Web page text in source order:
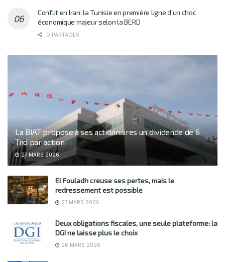
Conflit en Iran: la Tunisie en première ligne d’un choc
économique majeur selon la BERD
0 PARTAGES
La BIAT propose à ses actionnaires un dividende de 6
Tnd par action
27 MARS 2026
El Fouladh creuse ses pertes, mais le
redressement est possible
27 MARS 2026
Deux obligations fiscales, une seule plateforme: la
DGI ne laisse plus le choix
26 MARS 2026